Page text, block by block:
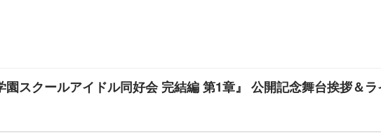
スクールアイドル同好会 完結編 第1章』 公開記念舞台挨拶＆ラ